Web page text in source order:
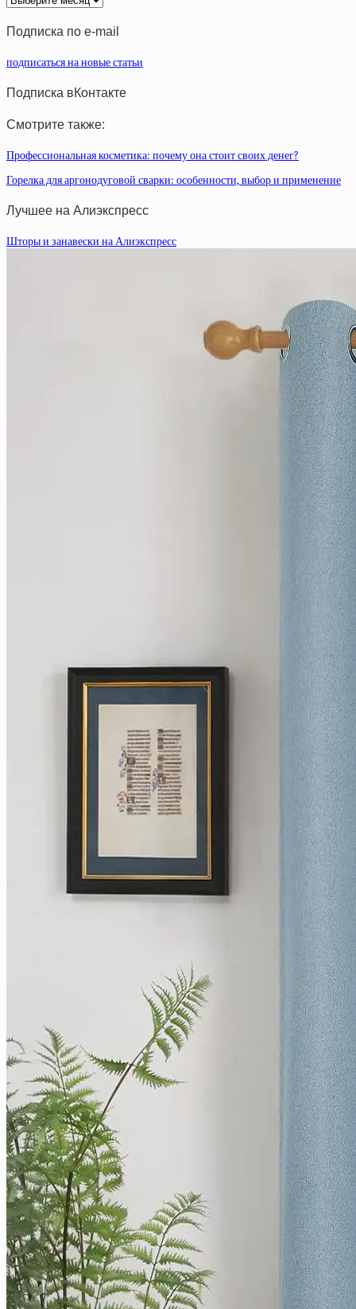
статей
Подписка по e-mail
подписаться на новые статьи
Подписка вКонтакте
Смотрите также:
Профессиональная косметика: почему она стоит своих денег?
Горелка для аргонодуговой сварки: особенности, выбор и применение
Лучшее на Алиэкспресс
Шторы и занавески на Алиэкспресс